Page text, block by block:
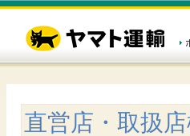
直営店・取扱